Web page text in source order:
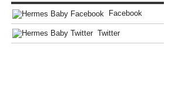
Facebook
Twitter